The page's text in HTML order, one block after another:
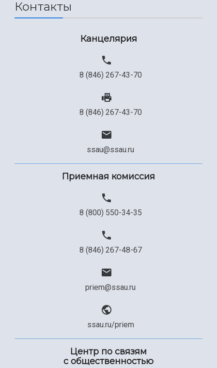
Контакты
Канцелярия
8 (846) 267-43-70
8 (846) 267-43-70
ssau@ssau.ru
Приемная комиссия
8 (800) 550-34-35
8 (846) 267-48-67
priem@ssau.ru
ssau.ru/priem
Центр по связям
с общественностью